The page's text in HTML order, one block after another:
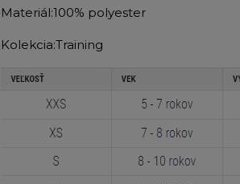
Materiál:100% polyester
Kolekcia:Training